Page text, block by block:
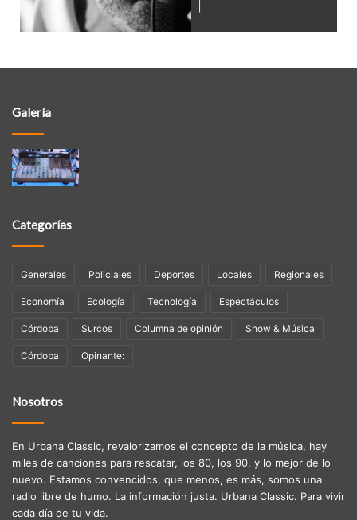
Galería
Categorías
Generales Policiales Deportes Locales Regionales
Economía Ecología Tecnologí­a Espectáculos
Córdoba Surcos Columna de opinión Show & Música
Córdoba Opinante:
Nosotros
En Urbana Classic, revalorizamos el concepto de la música, hay
miles de canciones para rescatar, los 80, los 90, y lo mejor de lo
nuevo. Estamos convencidos, que menos, es más, somos una
radio libre de humo. La información justa. Urbana Classic. Para vivir
cada día de tu vida.